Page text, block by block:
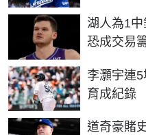
湖人為1
恐成交易
李灝宇連
育成紀錄
道奇豪賭